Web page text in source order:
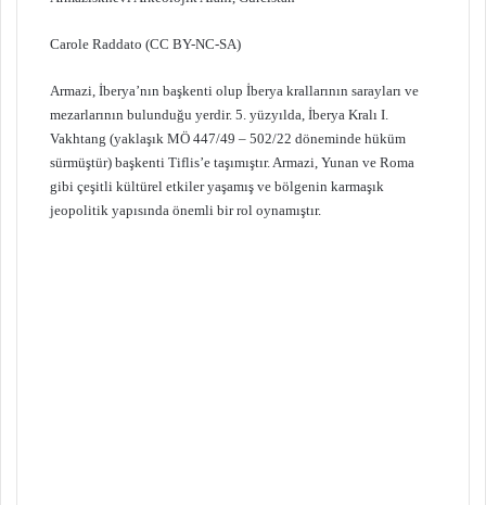
Carole Raddato (CC BY-NC-SA)
Armazi, İberya’nın başkenti olup İberya krallarının sarayları ve
mezarlarının bulunduğu yerdir. 5. yüzyılda, İberya Kralı I.
Vakhtang (yaklaşık MÖ 447/49 – 502/22 döneminde hüküm
sürmüştür) başkenti Tiflis’e taşımıştır. Armazi, Yunan ve Roma
gibi çeşitli kültürel etkiler yaşamış ve bölgenin karmaşık
jeopolitik yapısında önemli bir rol oynamıştır.